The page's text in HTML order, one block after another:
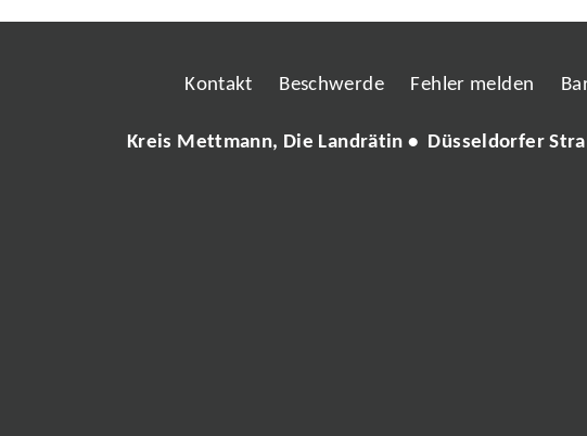
Kontakt Beschwerde Fehler melden
Kreis Mettmann, Die Landrätin • Düsseldorfer